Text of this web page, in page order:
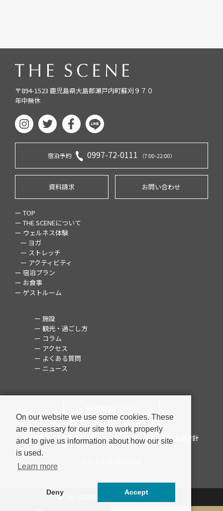
〒894-1523 鹿児島県大島郡瀬戸内町蘇刈９７０
年中無休
宿泊予約 0997-72-0111 （7:00-22:00）
資料請求 お問い合わせ
ー TOP
ー THE SCENEについて
ー ウェルネス体験
ー ヨガ
ー ストレッチ
ー アクティビティ
ー 宿泊プラン
ー お食事
ー ゲストルーム
ー 施設
ー 観光・過ごし方
ー コラム
ー アクセス
ー よくある質問
ー ニュース
会社概要 特定商取引法に基づく表示 個人情報保護方針
© THE SCENE ALL RIGHTS RESERVED.
On our website we use some cookies. These
are necessary for our site to work properly
and to give us information about how our site
is used.
Learn more
Deny Accept